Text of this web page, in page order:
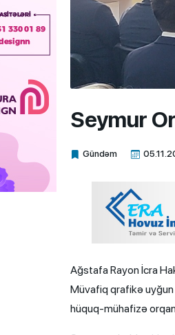
Seymur
Gündəm
Xalq.Online
Ağstafa Rayon İcra
Müvafiq qrafikə
hüquq-mühafizə